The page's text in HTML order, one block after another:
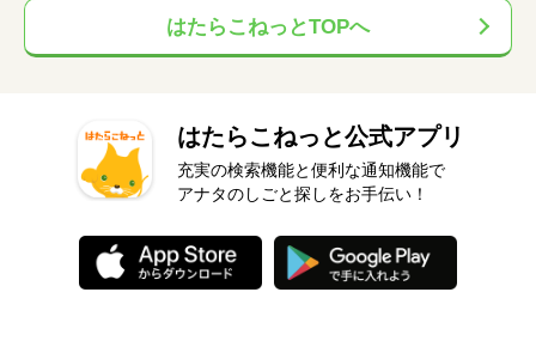
はたらこねっとTOPへ
はたらこねっと公式アプリ
充実の検索機能と便利な通知機能で
アナタのしごと探しをお手伝い！